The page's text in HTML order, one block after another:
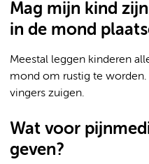
Mag mijn kind
in de mond
Meestal leggen kinderen
mond om rustig te
vingers zuigen.
Wat voor
geven?